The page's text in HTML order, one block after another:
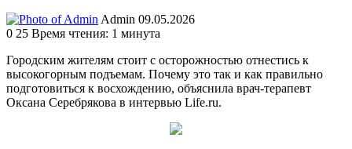
Admin Send
an
09.05.2026
0 25 Время чтения: 1 минута
Городским жителям стоит с осторожностью отнестись к
высокогорным подъемам. Почему это так и как правильно
подготовиться к восхождению, объяснила врач-терапевт
Оксана Серебрякова в интервью Life.ru.